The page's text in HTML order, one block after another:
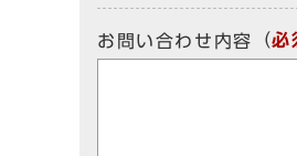
お問い合わせ内容 （必